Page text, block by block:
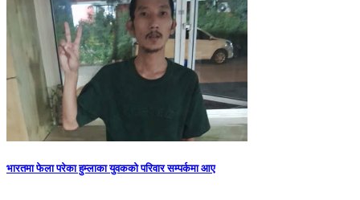
भारतमा फेला परेका हुम्लाका युवकको परिवार सम्पर्कमा आए